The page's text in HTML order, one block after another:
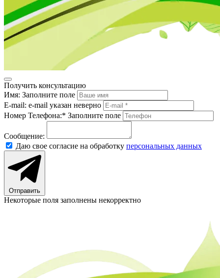
Получить консультацию
Имя: Заполните поле
E-mail: e-mail указан неверно
Номер Телефона:* Заполните поле
Сообщение:
Даю свое согласие на обработку персональных данных
Отправить
Некоторые поля заполнены некорректно